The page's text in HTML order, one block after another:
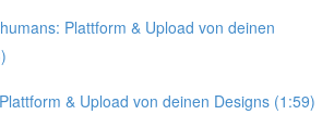
Plattform & Upload von deinen
& Upload von deinen Designs (1:59)